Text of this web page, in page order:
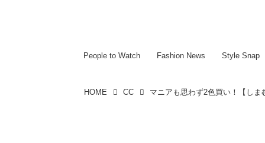
People to Watch Fashion News Style Snap
HOME CC